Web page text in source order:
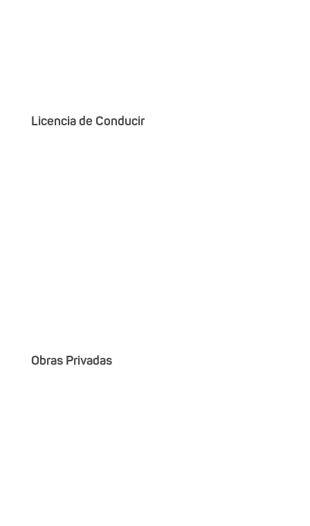
Licencia de Conducir
Obras Privadas